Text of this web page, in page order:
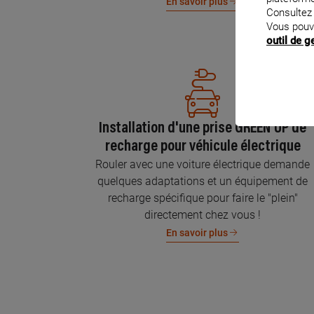
Installation d'une prise GREEN'UP de
recharge pour véhicule électrique
Rouler avec une voiture électrique demande
quelques adaptations et un équipement de
recharge spécifique pour faire le "plein"
directement chez vous !
En savoir plus
Vous
outil de